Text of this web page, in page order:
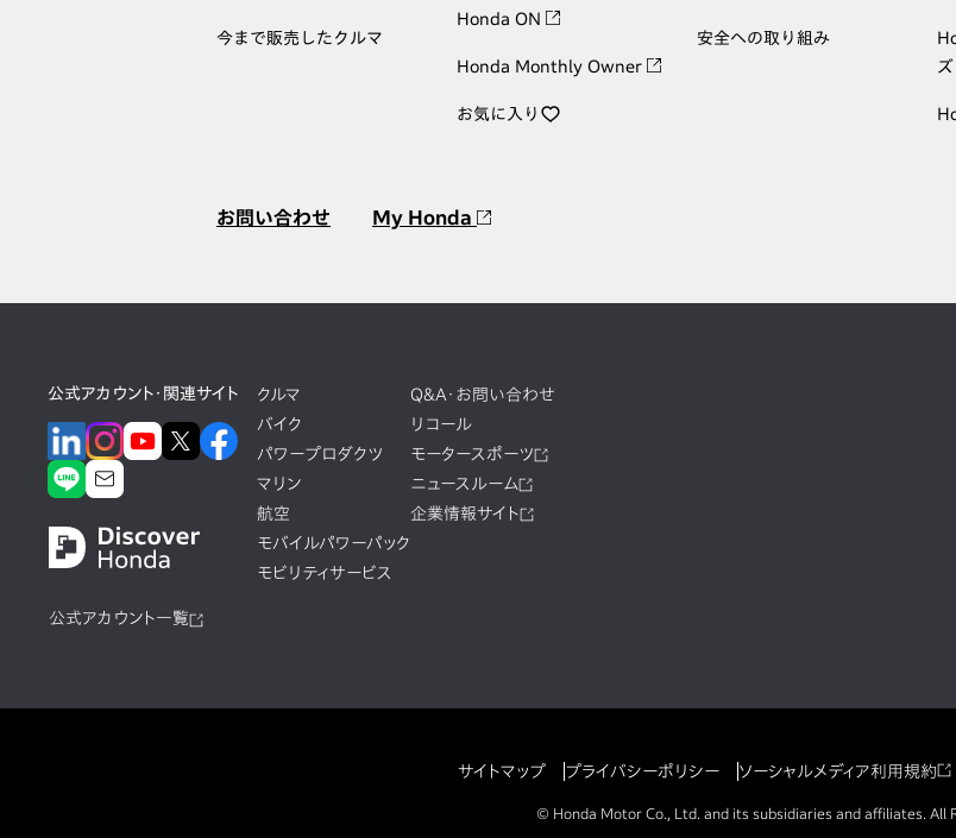
今まで販売したクルマ
Honda ON
Honda Monthly Owner
お気に入り
安全への取り組み
お問い合わせ My Honda
公式アカウント・関連サイト
公式アカウント一覧
クルマ
バイク
パワープロダクツ
マリン
航空
モバイルパワーパック
モビリティサービス
Q&A・お問い合わせ
リコール
モータースポーツ
ニュースルーム
企業情報サイト
サイトマップ プライバシーポリシー ソーシャルメディア利用規約
© Honda Motor Co., Ltd. and its subsidiaries and affiliates. All